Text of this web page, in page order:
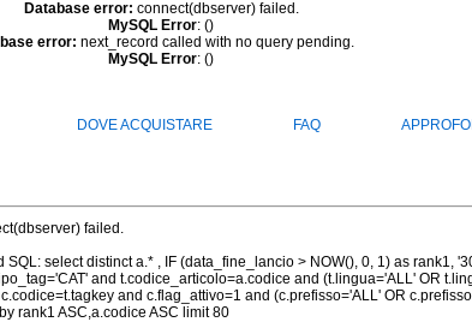
Database error: connect(dbserver) failed.
MySQL Error: ()
error: next_record called with no query pending.
MySQL Error: ()
DOVE ACQUISTARE FAQ
failed.
SQL: select distinct a.* , IF (data_fine_lancio > NOW(), 0, 1) as rank1,
and t.codice_articolo=a.codice and (t.lingua='ALL' OR
and c.flag_attivo=1 and (c.prefisso='ALL' OR
rank1 ASC,a.codice ASC limit 80